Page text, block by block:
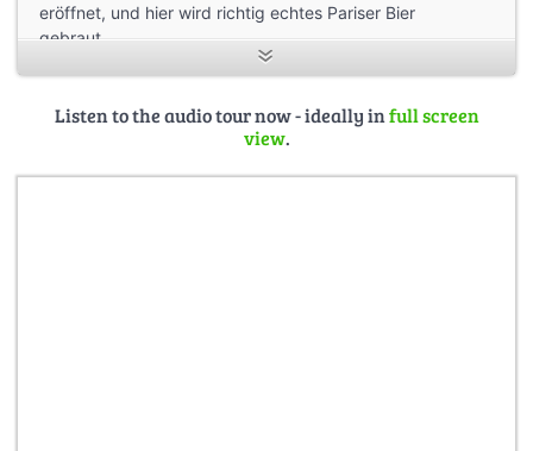
eröffnet, und hier wird richtig echtes Pariser Bier
gebraut…
Listen to the audio tour now - ideally infull screen
view.